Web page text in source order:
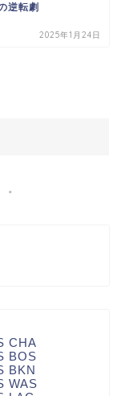
逆転劇
2025年1月24日
CHA
BOS
BKN
WAS